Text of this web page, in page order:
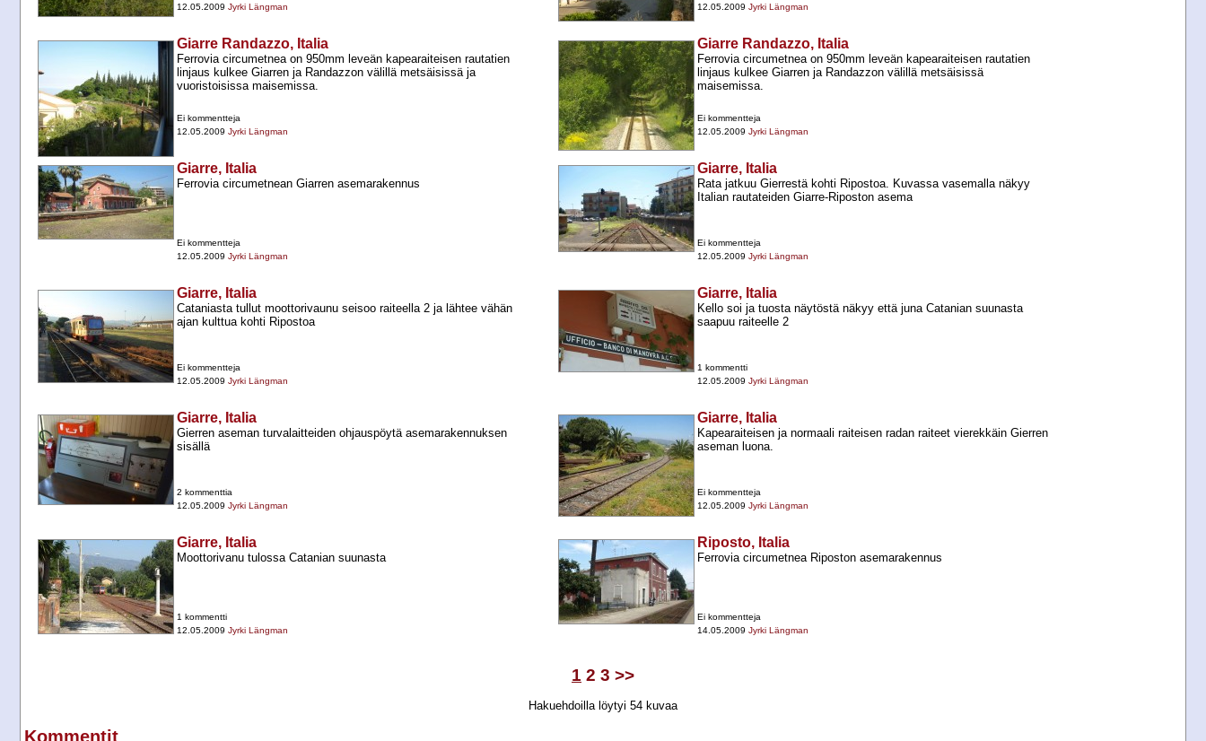
12.05.2009 Jyrki Längman
12.05.2009 Jyrki Längman
Giarre Randazzo, Italia
Ferrovia circumetnea on 950mm leveän kapearaiteisen rautatien
linjaus kulkee Giarren ja Randazzon välillä metsäisissä ja
vuoristoisissa maisemissa.
Ei kommentteja
12.05.2009 Jyrki Längman
Giarre Randazzo, Italia
Ferrovia circumetnea on 950mm leveän kapearaiteisen rautatien
linjaus kulkee Giarren ja Randazzon välillä metsäisissä
maisemissa.
Ei kommentteja
12.05.2009 Jyrki Längman
Giarre, Italia
Ferrovia circumetnean Giarren asemarakennus
Ei kommentteja
12.05.2009 Jyrki Längman
Giarre, Italia
Rata jatkuu Gierrestä kohti Ripostoa. Kuvassa vasemalla näkyy
Italian rautateiden Giarre-​Riposton asema
Ei kommentteja
12.05.2009 Jyrki Längman
Giarre, Italia
Cataniasta tullut moottorivaunu seisoo raiteella 2 ja lähtee vähän
ajan kulttua kohti Ripostoa
Ei kommentteja
12.05.2009 Jyrki Längman
Giarre, Italia
Kello soi ja tuosta näytöstä näkyy että juna Catanian suunasta
saapuu raiteelle 2
1 kommentti
12.05.2009 Jyrki Längman
Giarre, Italia
Gierren aseman turvalaitteiden ohjauspöytä asemarakennuksen
sisällä
2 kommenttia
12.05.2009 Jyrki Längman
Giarre, Italia
Kapearaiteisen ja normaali raiteisen radan raiteet vierekkäin Gierren
aseman luona.
Ei kommentteja
12.05.2009 Jyrki Längman
Giarre, Italia
Moottorivanu tulossa Catanian suunasta
1 kommentti
12.05.2009 Jyrki Längman
Riposto, Italia
Ferrovia circumetnea Riposton asemarakennus
Ei kommentteja
14.05.2009 Jyrki Längman
1 2 3 >>
Hakuehdoilla löytyi 54 kuvaa
Kommentit